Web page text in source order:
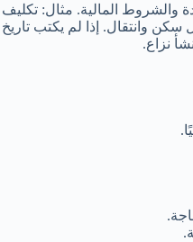
والشروط المالية. مثال: تكليف
وانتقال. إذا لم يكتب تاريخ
نزاع.